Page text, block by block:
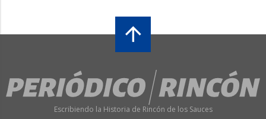
Escribiendo la Historia de Rincón de los Sauces